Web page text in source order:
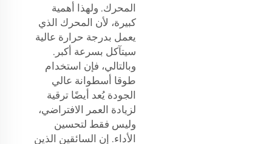
المحرك. ولهذا أهمية
كبيرة، لأن المحرك الذي
يعمل بدرجة حرارة عالية
سيتآكل بسرعة أكبر.
وبالتالي، فإن استخدام
طوقا أسطوانة عالي
الجودة يُعد أيضًا ترقية
لزيادة العمر الافتراضي،
وليس فقط لتحسين
الأداء. إن السائقين الذين